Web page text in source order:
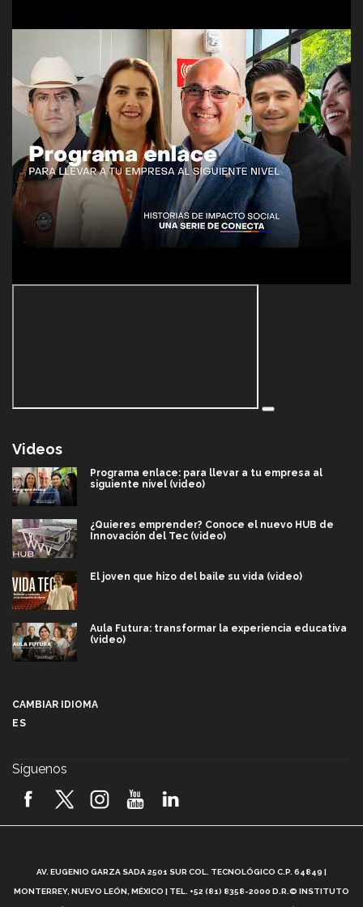
Videos
Programa enlace: para llevar a tu empresa al
siguiente nivel (video)
¿Quieres emprender? Conoce el nuevo HUB de
Innovación del Tec (video)
El joven que hizo del baile su vida (video)
Aula Futura: transformar la experiencia educativa
(video)
2026! (video)
¿Cómo es el Modelo Educativo Tec? (video)
CAMBIAR IDIOMA
ES
Síguenos
AV. EUGENIO GARZA SADA 2501 SUR COL. TECNOLÓGICO C.P. 64849 |
MONTERREY, NUEVO LEÓN, MÉXICO | TEL. +52 (81) 8358-2000 D.R.© INSTITUTO